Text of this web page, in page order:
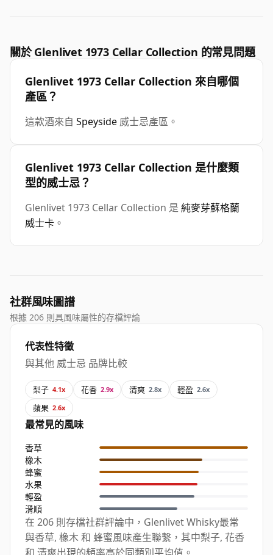
關於 Glenlivet 1973 Cellar Collection 的常見問題
Glenlivet 1973 Cellar Collection 來自哪個
產區？
這款酒來自 Speyside 威士忌產區。
Glenlivet 1973 Cellar Collection 是什麼類
型的威士忌？
Glenlivet 1973 Cellar Collection 是 純麥芽蘇格蘭
威士卡 。
社群風味圖譜
根據 206 則具風味屬性的存檔評論
代表性特徵
與其他 威士忌 品牌比較
梨子 4.1x 花香 2.9x 清爽 2.8x 輕盈 2.6x
蘋果 2.6x
最常見的風味
香草
橡木
蜂蜜
水果
輕盈
滑順
在 206 則存檔社群評論中，Glenlivet Whisky最常
與香草, 橡木 和 蜂蜜風味產生聯繫，其中梨子, 花香